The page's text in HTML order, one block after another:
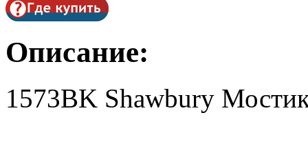
Описание:
1573BK Shawbury